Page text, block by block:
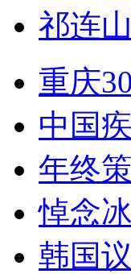
祁连
重庆
中国
年终
悼念
韩国